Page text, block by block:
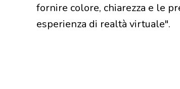
fornire colore, chiarezza e le
esperienza di realtà virtuale".